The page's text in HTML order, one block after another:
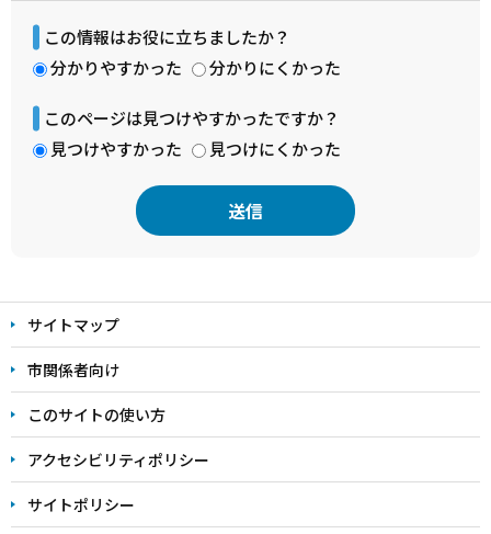
この情報はお役に立ちましたか？
分かりやすかった
分かりにくかった
このページは見つけやすかったですか？
見つけやすかった
見つけにくかった
文
こ
こ
ま
で
サイトマップ
市関係者向け
このサイトの使い方
アクセシビリティポリシー
サイトポリシー